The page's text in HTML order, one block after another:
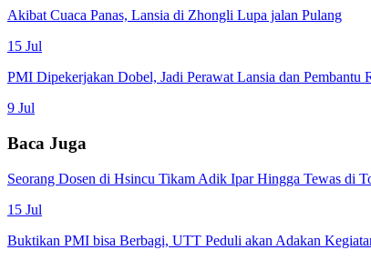
Akibat Cuaca Panas, Lansia di Zhongli Lupa jalan Pulang
15 Jul
PMI Dipekerjakan Dobel, Jadi Perawat Lansia dan Pembantu
9 Jul
Baca Juga
Seorang Dosen di Hsincu Tikam Adik Ipar Hingga Tewas di
15 Jul
Buktikan PMI bisa Berbagi, UTT Peduli akan Adakan